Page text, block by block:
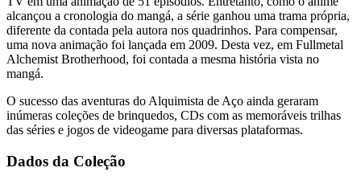
alcançou a cronologia do mangá, a série ganhou uma trama própria,
diferente da contada pela autora nos quadrinhos. Para compensar,
uma nova animação foi lançada em 2009. Desta vez, em Fullmetal
Alchemist Brotherhood, foi contada a mesma história vista no
mangá.
O sucesso das aventuras do Alquimista de Aço ainda geraram
inúmeras coleções de brinquedos, CDs com as memoráveis trilhas
das séries e jogos de videogame para diversas plataformas.
Dados da Coleção